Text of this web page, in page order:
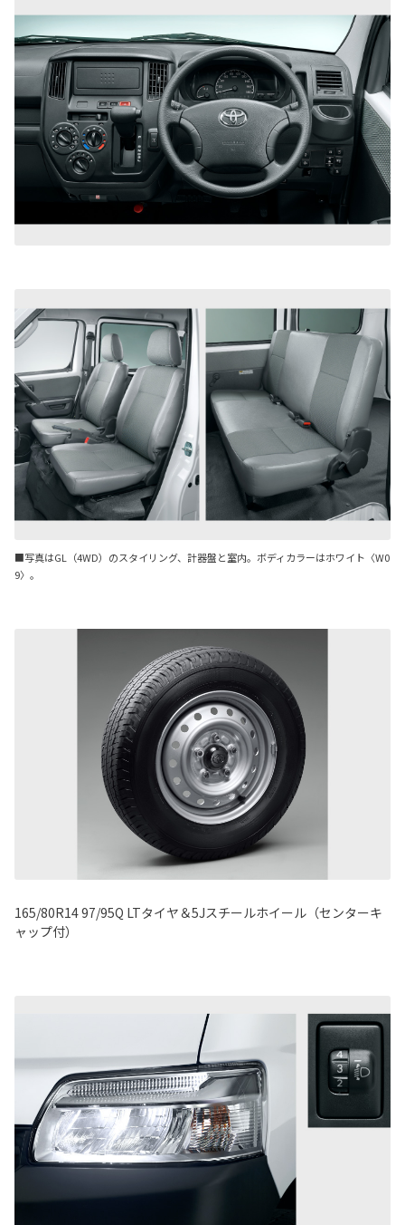
■写真はGL（4WD）のスタイリング、計器盤と室内。ボディカラーはホワイト〈W0
9〉。
165/80R14 97/95Q LTタイヤ＆5Jスチールホイール（センターキ
ャップ付）